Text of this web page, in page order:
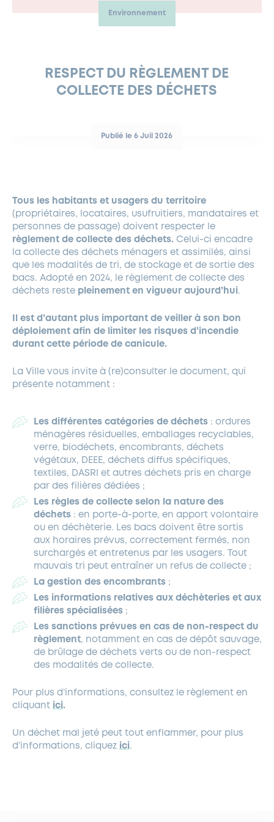
EAU POTABLE ET ASSAINISSEMENT
DÉCLARATION DE CATASTROPHE NATURELLE
LOCATION DE SALLES
INFORMATIONS PRATIQUES
SUBVENTIONS
PANNEAUX D’AFFICHAGE LIBRE
GRÖBENZELL
DÉVELOPPEMENT DURABLE
DEMANDE D’ABATTAGE
GESTION DU PATRIMOINE ARBORÉ
Environnement
RESPECT DU RÈGLEMENT DE
COLLECTE DES DÉCHETS
Publié le 6 Juil 2026
Tous les habitants et usagers du territoire
(propriétaires, locataires, usufruitiers, mandataires et
personnes de passage) doivent respecter le
règlement de collecte des déchets. Celui-ci encadre
la collecte des déchets ménagers et assimilés, ainsi
que les modalités de tri, de stockage et de sortie des
bacs. Adopté en 2024, le règlement de collecte des
déchets reste pleinement en vigueur aujourd’hui.
Il est d’autant plus important de veiller à son bon
déploiement afin de limiter les risques d’incendie
durant cette période de canicule.
La Ville vous invite à (re)consulter le document, qui
présente notamment :
Les différentes catégories de déchets : ordures
ménagères résiduelles, emballages recyclables,
verre, biodéchets, encombrants, déchets
végétaux, DEEE, déchets diffus spécifiques,
textiles, DASRI et autres déchets pris en charge
par des filières dédiées ;
Les règles de collecte selon la nature des
déchets : en porte-à-porte, en apport volontaire
ou en déchèterie. Les bacs doivent être sortis
aux horaires prévus, correctement fermés, non
surchargés et entretenus par les usagers. Tout
mauvais tri peut entraîner un refus de collecte ;
La gestion des encombrants ;
Les informations relatives aux déchèteries et aux
filières spécialisées ;
Les sanctions prévues en cas de non-respect du
règlement, notamment en cas de dépôt sauvage,
de brûlage de déchets verts ou de non-respect
des modalités de collecte.
Pour plus d’informations, consultez le règlement en
cliquant ici.
Un déchet mal jeté peut tout enflammer, pour plus
d’informations, cliquez ici.